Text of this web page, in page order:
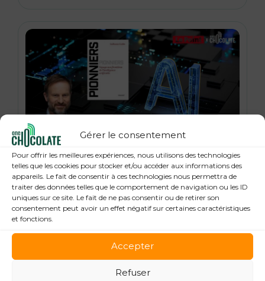
Gérer le consentement
Pour offrir les meilleures expériences, nous utilisons des technologies
telles que les cookies pour stocker et/ou accéder aux informations des
appareils. Le fait de consentir à ces technologies nous permettra de
traiter des données telles que le comportement de navigation ou les ID
uniques sur ce site. Le fait de ne pas consentir ou de retirer son
consentement peut avoir un effet négatif sur certaines caractéristiques
et fonctions.
Accepter
Refuser
21 janvier 2026
« Pionniers », anatomie des leaders de la
Tech : Guillaume Grallet, Le Point